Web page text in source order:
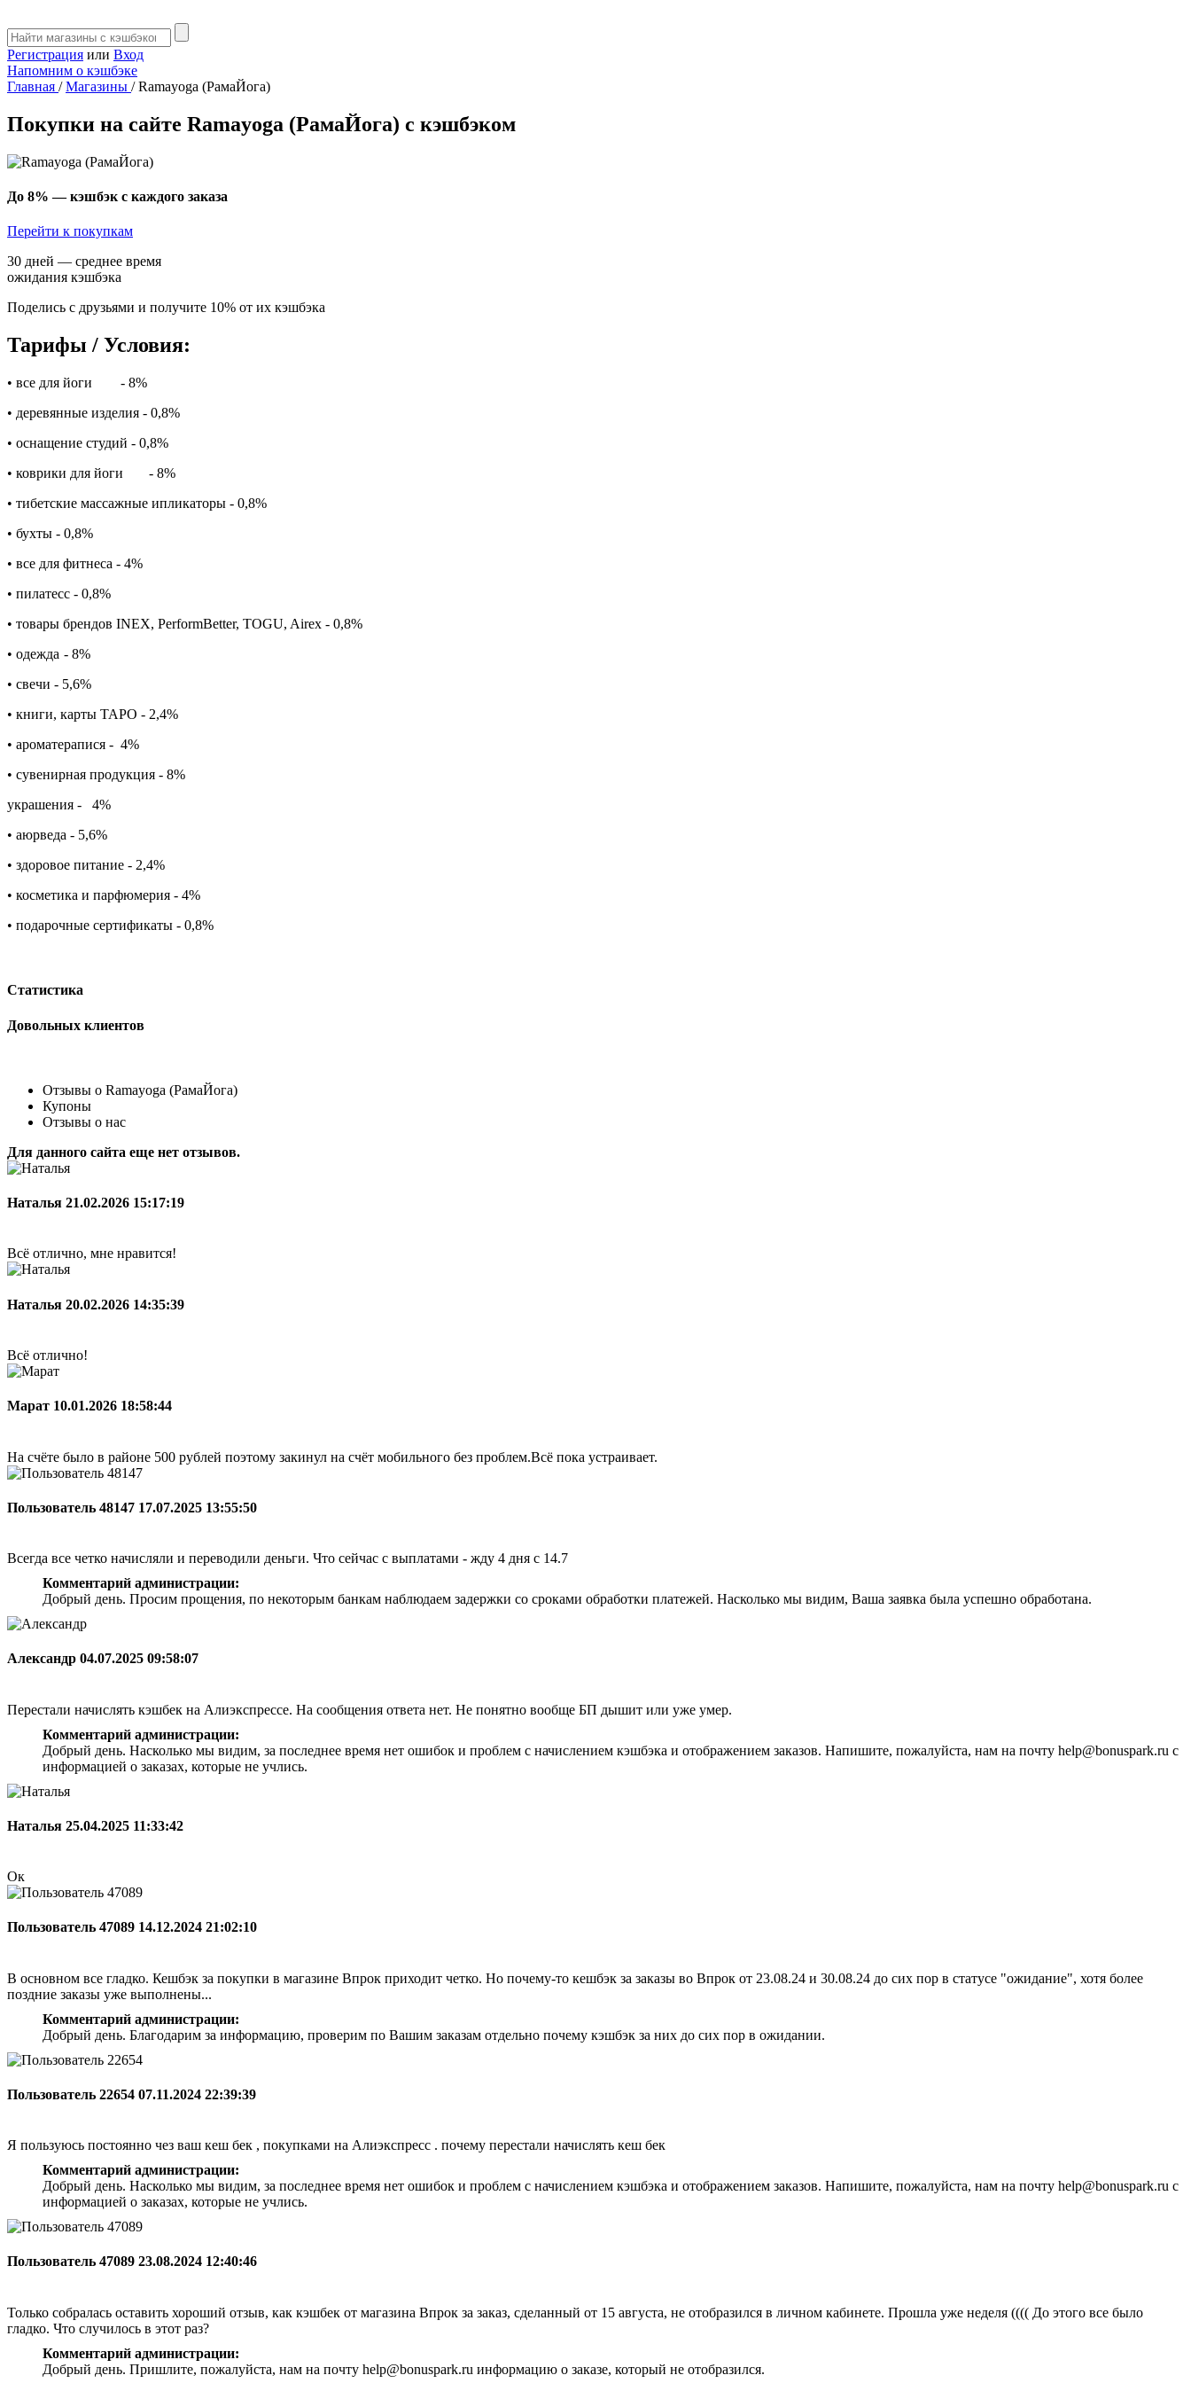
Регистрация или Вход
Напомним о кэшбэке
Главная / Магазины / Ramayoga (РамаЙога)
Покупки на сайте Ramayoga (РамаЙога) с кэшбэком
До 8% — кэшбэк с каждого заказа
Перейти к покупкам
30 дней — среднее время
ожидания кэшбэка
Поделись с друзьями и получите 10% от их кэшбэка
Тарифы / Условия:
• все для йоги
- 8%
• деревянные изделия - 0,8%
• оснащение студий - 0,8%
• коврики для йоги
- 8%
• тибетские массажные ипликаторы - 0,8%
• бухты - 0,8%
• все для фитнеса - 4%
• пилатесс - 0,8%
• товары брендов INEX, PerformBetter, TOGU, Airex - 0,8%
• одежда - 8%
• свечи - 5,6%
• книги, карты ТАРО - 2,4%
• ароматерапися - 4%
• сувенирная продукция - 8%
украшения -
4%
• аюрведа - 5,6%
• здоровое питание - 2,4%
• косметика и парфюмерия - 4%
• подарочные сертификаты - 0,8%
Статистика
Довольных клиентов
Отзывы о Ramayoga (РамаЙога)
Купоны
Отзывы о нас
Для данного сайта еще нет отзывов.
Наталья 21.02.2026 15:17:19
Всё отлично, мне нравится!
Наталья 20.02.2026 14:35:39
Всё отлично!
Марат 10.01.2026 18:58:44
На счёте было в районе 500 рублей поэтому закинул на счёт мобильного без проблем.Всё пока устраивает.
Пользователь 48147 17.07.2025 13:55:50
Всегда все четко начисляли и переводили деньги. Что сейчас с выплатами - жду 4 дня с 14.7
Комментарий администрации:
Добрый день. Просим прощения, по некоторым банкам наблюдаем задержки со сроками обработки платежей. Насколько мы видим, Ваша заявка была успешно обработана.
Александр 04.07.2025 09:58:07
Перестали начислять кэшбек на Алиэкспрессе. На сообщения ответа нет. Не понятно вообще БП дышит или уже умер.
Комментарий администрации:
Добрый день. Насколько мы видим, за последнее время нет ошибок и проблем с начислением кэшбэка и отображением заказов. Напишите, пожалуйста, нам на почту help@bonuspark.ru с
информацией о заказах, которые не учлись.
Наталья 25.04.2025 11:33:42
Ок
Пользователь 47089 14.12.2024 21:02:10
В основном все гладко. Кешбэк за покупки в магазине Впрок приходит четко. Но почему-то кешбэк за заказы во Впрок от 23.08.24 и 30.08.24 до сих пор в статусе "ожидание", хотя более
поздние заказы уже выполнены...
Комментарий администрации:
Добрый день. Благодарим за информацию, проверим по Вашим заказам отдельно почему кэшбэк за них до сих пор в ожидании.
Пользователь 22654 07.11.2024 22:39:39
Я пользуюсь постоянно чез ваш кеш бек , покупками на Алиэкспресс . почему перестали начислять кеш бек
Комментарий администрации:
Добрый день. Насколько мы видим, за последнее время нет ошибок и проблем с начислением кэшбэка и отображением заказов. Напишите, пожалуйста, нам на почту help@bonuspark.ru с
информацией о заказах, которые не учлись.
Пользователь 47089 23.08.2024 12:40:46
Только собралась оставить хороший отзыв, как кэшбек от магазина Впрок за заказ, сделанный от 15 августа, не отобразился в личном кабинете. Прошла уже неделя (((( До этого все было
гладко. Что случилось в этот раз?
Комментарий администрации:
Добрый день. Пришлите, пожалуйста, нам на почту help@bonuspark.ru информацию о заказе, который не отобразился.